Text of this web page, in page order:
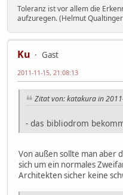
Toleranz ist vor allem die
aufzuregen. (Helmut
Ku
Gast
2011-11-15, 21:08:13
Zitat von: katakura in
- das bibliodrom
Von außen sollte man aber
sich um ein normales
Architekten sicher keine